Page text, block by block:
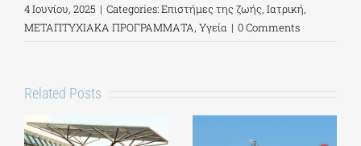
4 Ιουνίου, 2025 | Categories:Επιστήμες της ζωής, Ιατρική,
ΜΕΤΑΠΤΥΧΙΑΚΑ ΠΡΟΓΡΑΜΜΑΤΑ, Υγεία | 0 Comments
Related Posts